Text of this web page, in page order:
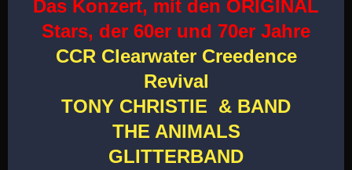
Das Konzert, mit den ORIGINAL
Stars, der 60er und 70er Jahre
CCR Clearwater Creedence
Revival
TONY CHRISTIE & BAND
THE ANIMALS
GLITTERBAND